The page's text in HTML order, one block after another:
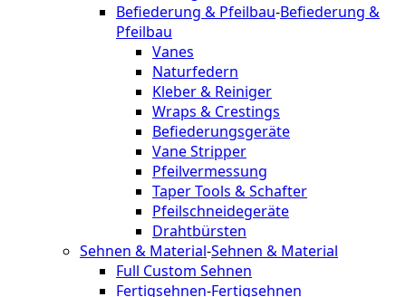
Befiederung & Pfeilbau-Befiederung &
Pfeilbau
Vanes
Naturfedern
Kleber & Reiniger
Wraps & Crestings
Befiederungsgeräte
Vane Stripper
Pfeilvermessung
Taper Tools & Schafter
Pfeilschneidegeräte
Drahtbürsten
Sehnen & Material-Sehnen & Material
Full Custom Sehnen
Fertigsehnen-Fertigsehnen